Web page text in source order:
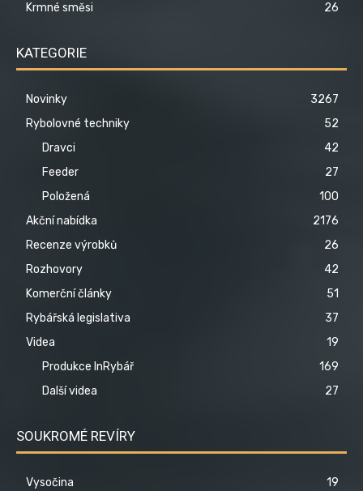
Krmné směsi
26
KATEGORIE
Novinky
3267
Rybolovné techniky
52
Dravci
42
Feeder
27
Položená
100
Akční nabídka
2176
Recenze výrobků
26
Rozhovory
42
Komerční články
51
Rybářská legislativa
37
Videa
19
Produkce InRybář
169
Další videa
27
SOUKROMÉ REVÍRY
Vysočina
19